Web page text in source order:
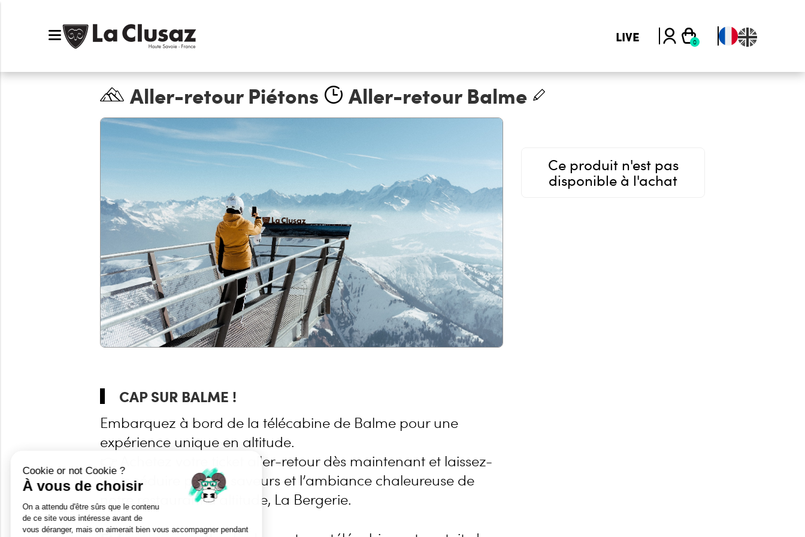
LIVE
Aller-retour Piétons Aller-retour Balme
Ce produit n'est pas
disponible à l'achat
CAP SUR BALME !
Embarquez à bord de la télécabine de Balme pour une
expérience unique en altitude.
👉 Achetez votre ticket aller-retour dès maintenant et laissez-
vous séduire par les saveurs et l’ambiance chaleureuse de
notre restaurant d’altitude, La Bergerie.